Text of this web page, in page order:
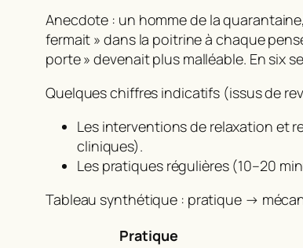
Anecdote : un homme de la
fermait » dans la poitrine à chaque
porte » devenait plus malléable. En six
Quelques chiffres indicatifs (issus de
Les interventions de relaxation et
cliniques).
Les pratiques régulières (10–20
Tableau synthétique : pratique →
Pratique